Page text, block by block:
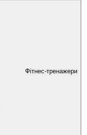
Фітнес-тренажери